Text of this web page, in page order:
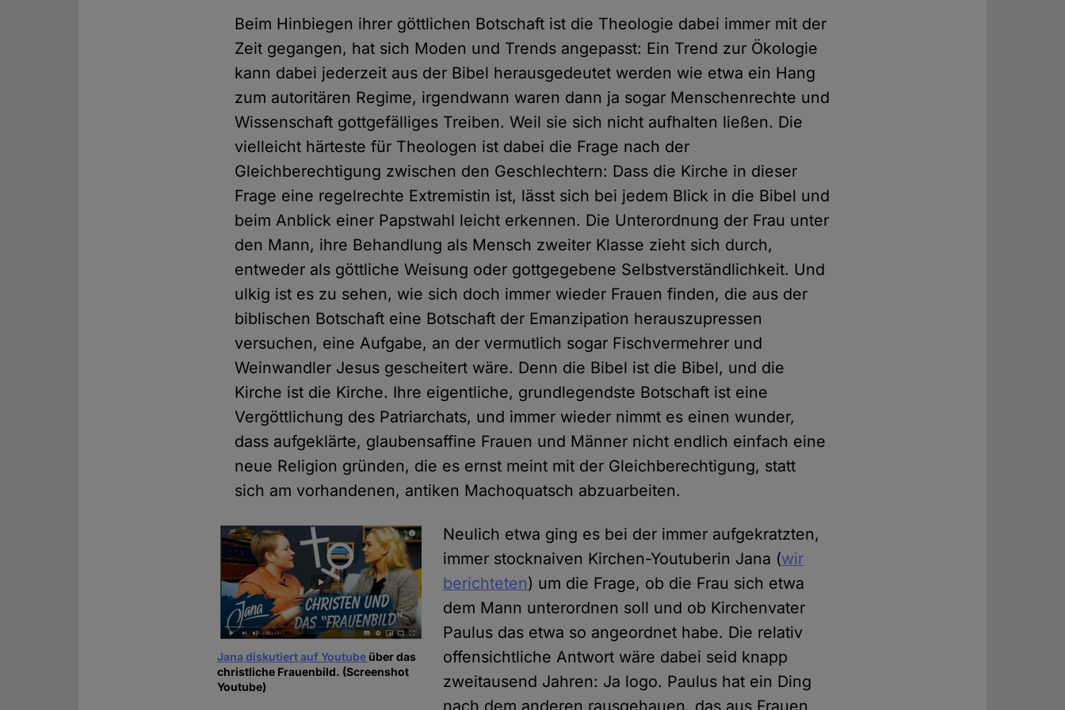
Beim Hinbiegen ihrer göttlichen Botschaft ist die Theologie dabei immer mit der
Zeit gegangen, hat sich Moden und Trends angepasst: Ein Trend zur Ökologie
kann dabei jederzeit aus der Bibel herausgedeutet werden wie etwa ein Hang
zum autoritären Regime, irgendwann waren dann ja sogar Menschenrechte und
Wissenschaft gottgefälliges Treiben. Weil sie sich nicht aufhalten ließen. Die
vielleicht härteste für Theologen ist dabei die Frage nach der
Gleichberechtigung zwischen den Geschlechtern: Dass die Kirche in dieser
Frage eine regelrechte Extremistin ist, lässt sich bei jedem Blick in die Bibel und
beim Anblick einer Papstwahl leicht erkennen. Die Unterordnung der Frau unter
den Mann, ihre Behandlung als Mensch zweiter Klasse zieht sich durch,
entweder als göttliche Weisung oder gottgegebene Selbstverständlichkeit. Und
ulkig ist es zu sehen, wie sich doch immer wieder Frauen finden, die aus der
biblischen Botschaft eine Botschaft der Emanzipation herauszupressen
versuchen, eine Aufgabe, an der vermutlich sogar Fischvermehrer und
Weinwandler Jesus gescheitert wäre. Denn die Bibel ist die Bibel, und die
Kirche ist die Kirche. Ihre eigentliche, grundlegendste Botschaft ist eine
Vergöttlichung des Patriarchats, und immer wieder nimmt es einen wunder,
dass aufgeklärte, glaubensaffine Frauen und Männer nicht endlich einfach eine
neue Religion gründen, die es ernst meint mit der Gleichberechtigung, statt
sich am vorhandenen, antiken Machoquatsch abzuarbeiten.
Jana diskutiert auf Youtube über das
christliche Frauenbild. (Screenshot
Youtube)
Neulich etwa ging es bei der immer aufgekratzten,
immer stocknaiven Kirchen-Youtuberin Jana (wir
berichteten) um die Frage, ob die Frau sich etwa
dem Mann unterordnen soll und ob Kirchenvater
Paulus das etwa so angeordnet habe. Die relativ
offensichtliche Antwort wäre dabei seid knapp
zweitausend Jahren: Ja logo. Paulus hat ein Ding